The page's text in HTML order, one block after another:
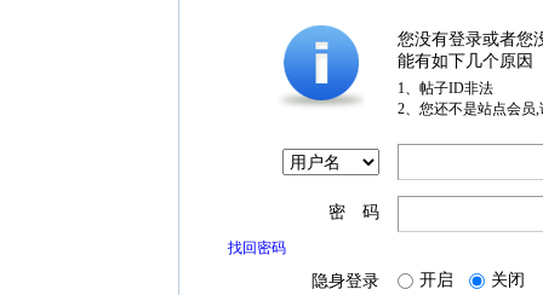
您没有登录或者您
能有如下几个原因
1、帖子ID非法
2、您还不是站点会员
密 码
找回密码
隐身登录 开启 关闭